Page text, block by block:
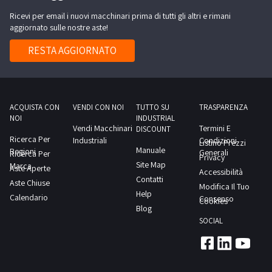
1
giorno
21
metri;-
braccio
35
metri;-
massima
kg.Le
Ricevi per email i nuovi macchinari prima di tutti gli altri e rimani
aggiornato sulle nostre aste!
RESTA AGGIORNATO
ACQUISTA CON
NOI
Ricerca Per
Regioni
Ricerca Per
Marca
Aste Aperte
Aste Chiuse
Calendario
VENDI CON NOI
Vendi Macchinari
Industriali
TUTTO SU
INDUSTRIAL
DISCOUNT
Manuale
Site Map
Contatti
Help
Blog
TRASPARENZA
Termini E
Condizioni
Generali
Listino Prezzi
Privacy
Accessibilità
Modifica Il Tuo
Consenso
Cookies
SOCIAL